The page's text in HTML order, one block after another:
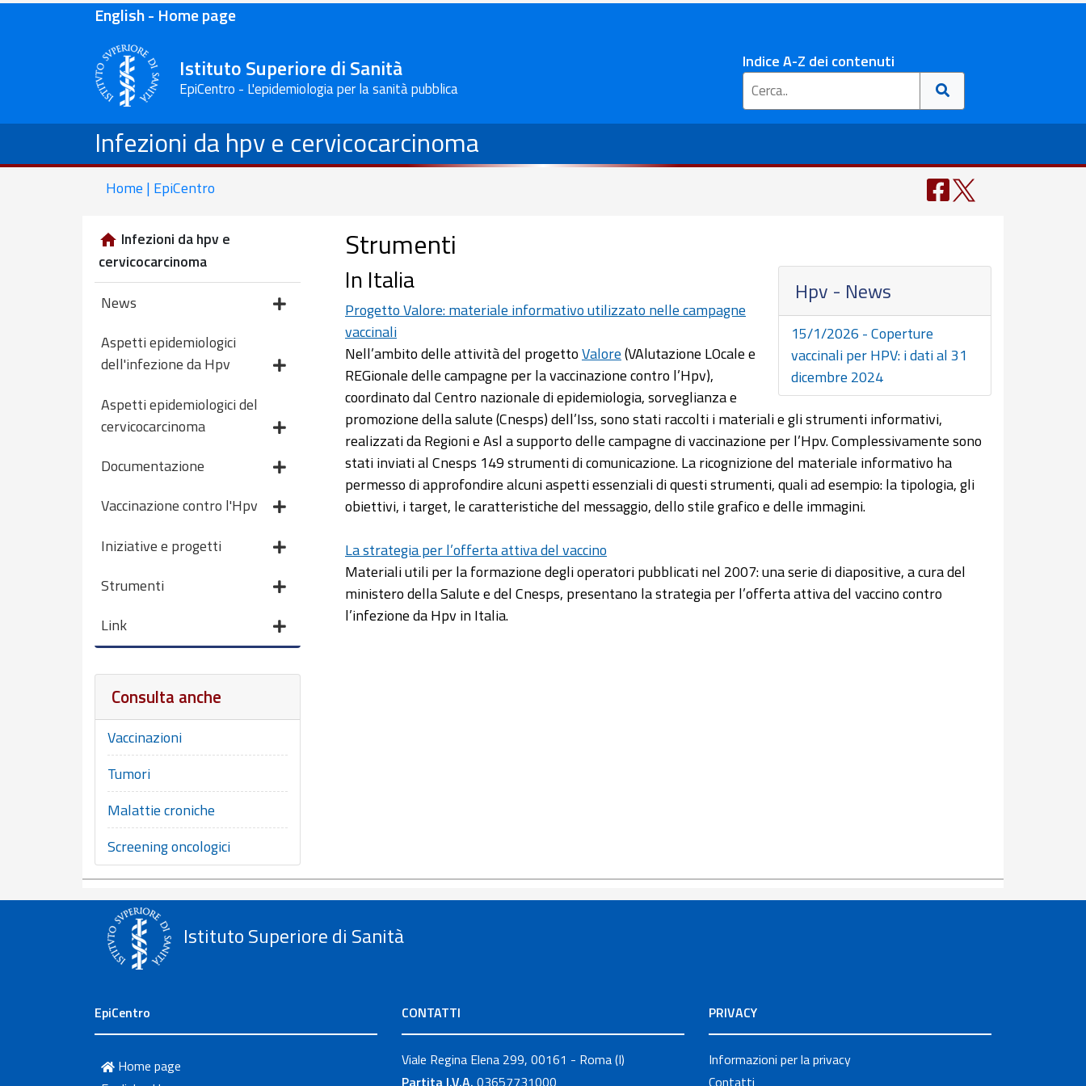
English - Home page
Istituto Superiore di Sanità
EpiCentro - L'epidemiologia per la sanità pubblica
Indice A-Z dei contenuti
Infezioni da hpv e cervicocarcinoma
Home | EpiCentro
Infezioni da hpv e
cervicocarcinoma
News
Aspetti epidemiologici
dell'infezione da Hpv
Aspetti epidemiologici del
cervicocarcinoma
Documentazione
Vaccinazione contro l'Hpv
Iniziative e progetti
Strumenti
Link
Consulta anche
Vaccinazioni
Tumori
Malattie croniche
Screening oncologici
Strumenti
Hpv - News
15/1/2026 - Coperture
vaccinali per HPV: i dati al 31
dicembre 2024
In Italia
Progetto Valore: materiale informativo utilizzato nelle campagne
vaccinali
Nell’ambito delle attività del progettoValore(VAlutazione LOcale e
REGionale delle campagne per la vaccinazione contro l’Hpv),
coordinato dal Centro nazionale di epidemiologia, sorveglianza e
promozione della salute (Cnesps) dell’Iss, sono stati raccolti i materiali e gli strumenti informativi,
realizzati da Regioni e Asl a supporto delle campagne di vaccinazione per l’Hpv. Complessivamente sono
stati inviati al Cnesps 149 strumenti di comunicazione. La ricognizione del materiale informativo ha
permesso di approfondire alcuni aspetti essenziali di questi strumenti, quali ad esempio: la tipologia, gli
obiettivi, i target, le caratteristiche del messaggio, dello stile grafico e delle immagini.
La strategia per l’offerta attiva del vaccino
Materiali utili per la formazione degli operatori pubblicati nel 2007: una serie di diapositive, a cura del
ministero della Salute e del Cnesps, presentano la strategia per l’offerta attiva del vaccino contro
l’infezione da Hpv in Italia.
Istituto Superiore di Sanità
EpiCentro
Home page
CONTATTI
Viale Regina Elena 299, 00161 - Roma (I)
Partita I.V.A. 03657731000
PRIVACY
Informazioni per la privacy
Contatti